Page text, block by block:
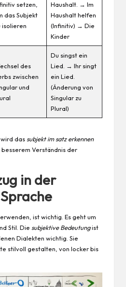
setzen,
das Subjekt
isolieren
Haushalt. → Im
Haushalt helfen
(Infinitiv) → Die
Kinder
des
zwischen
und
Du singst ein
Lied. → Ihr singt
ein Lied.
(Änderung von
Singular zu
Plural)
das subjekt im satz erkennen
Verständnis der
in der
ist wichtig. Es geht um
Stil. Die subjektive Bedeutungist
Dialekten wichtig. Sie
stilvoll gestalten, von locker bis